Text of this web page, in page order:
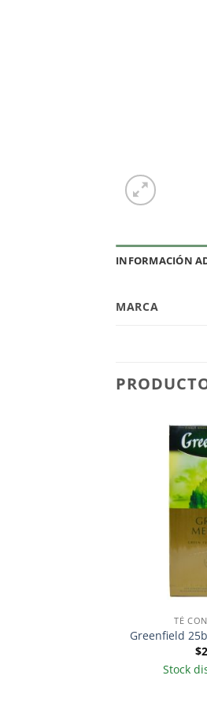
INFORMACIÓN
MARCA
TÉ
Greenfield
$
Stock